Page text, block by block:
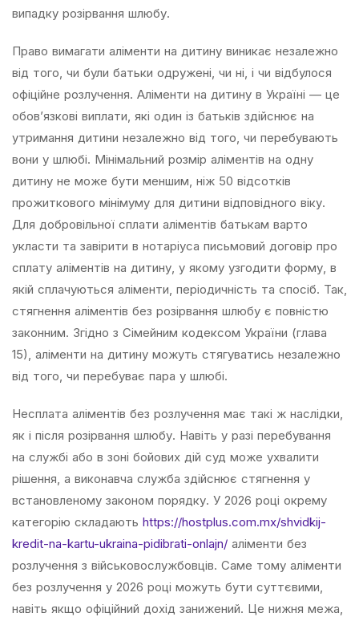
випадку розірвання шлюбу.
Право вимагати аліменти на дитину виникає незалежно
від того, чи були батьки одружені, чи ні, і чи відбулося
офіційне розлучення. Аліменти на дитину в Україні — це
обов’язкові виплати, які один із батьків здійснює на
утримання дитини незалежно від того, чи перебувають
вони у шлюбі. Мінімальний розмір аліментів на одну
дитину не може бути меншим, ніж 50 відсотків
прожиткового мінімуму для дитини відповідного віку.
Для добровільної сплати аліментів батькам варто
укласти та завірити в нотаріуса письмовий договір про
сплату аліментів на дитину, у якому узгодити форму, в
якій сплачуються аліменти, періодичність та спосіб. Так,
стягнення аліментів без розірвання шлюбу є повністю
законним. Згідно з Сімейним кодексом України (глава
15), аліменти на дитину можуть стягуватись незалежно
від того, чи перебуває пара у шлюбі.
Несплата аліментів без розлучення має такі ж наслідки,
як і після розірвання шлюбу. Навіть у разі перебування
на службі або в зоні бойових дій суд може ухвалити
рішення, а виконавча служба здійснює стягнення у
встановленому законом порядку. У 2026 році окрему
категорію складають https://hostplus.com.mx/shvidkij-
kredit-na-kartu-ukraina-pidibrati-onlajn/ аліменти без
розлучення з військовослужбовців. Саме тому аліменти
без розлучення у 2026 році можуть бути суттєвими,
навіть якщо офіційний дохід занижений. Це нижня межа,